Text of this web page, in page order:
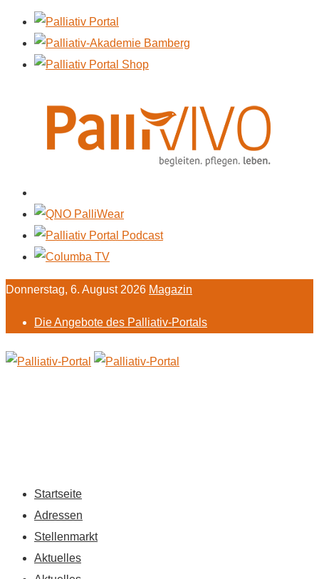
Donnerstag, 6. August 2026 Magazin
Die Angebote des Palliativ-Portals
Startseite
Adressen
Stellenmarkt
Aktuelles